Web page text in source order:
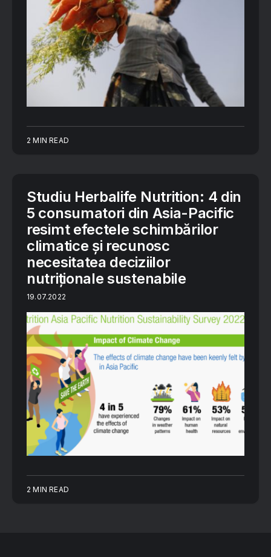
2 MIN READ
Studiu Herbalife Nutrition: 4 din
5 consumatori din Asia-Pacific
resimt efectele schimbărilor
climatice și recunosc
necesitatea deciziilor
nutriționale sustenabile
19.07.2022
2 MIN READ